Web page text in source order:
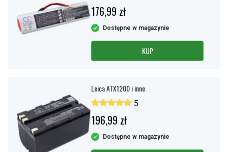
176,99 zł
Dostępne w magazynie
KUP
Leica ATX1200 i inne
5
196,99 zł
Dostępne w magazynie